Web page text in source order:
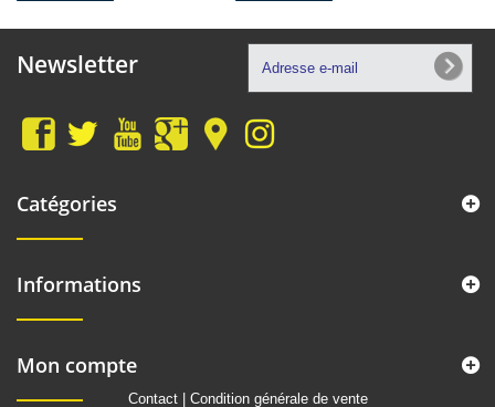
Newsletter
Catégories
Informations
Contact| Condition générale de vente
Mon compte